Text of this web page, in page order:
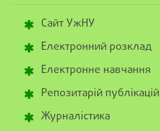
Сайт УжНУ
Електронний розклад
Електронне навчання
Репозитарій публікацій
Журналістика